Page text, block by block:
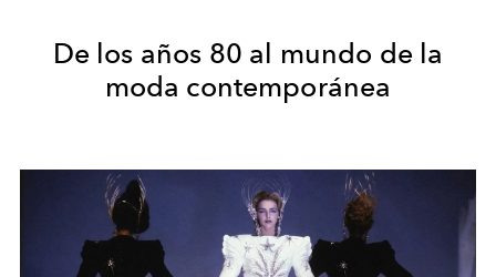
De los años 80 al mundo de la
moda contemporánea